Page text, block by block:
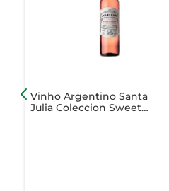
Vinho Argentino Santa
Julia Coleccion Sweet